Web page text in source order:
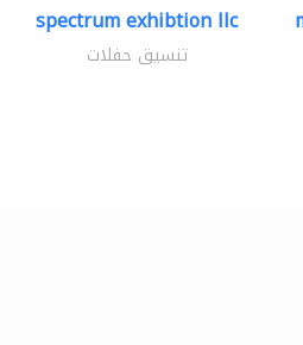
spectrum exhibtion llc
تنسيق حفلات